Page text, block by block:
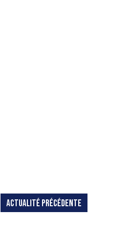
ACTUALITÉ PRÉCÉDENTE